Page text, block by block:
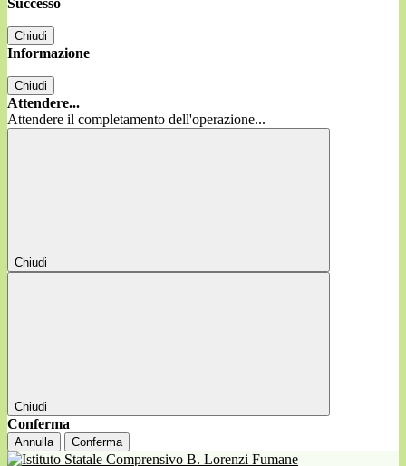
Successo
Chiudi
Informazione
Chiudi
Attendere...
Attendere il completamento dell'operazione...
Chiudi
Chiudi
Conferma
Annulla Conferma